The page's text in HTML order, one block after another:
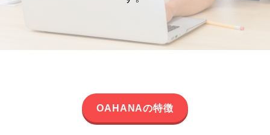
OAHANAの特徴